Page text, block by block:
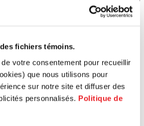
fichiers témoins.
votre consentement pour recueillir
que nous utilisons pour
sur notre site et diffuser des
personnalisés. Politique de